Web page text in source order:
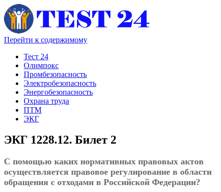
Перейти к содержимому
Тест 24
Олимпокс
Промбезопасность
Электробезопасность
Энергобезопасность
Охрана труда
ПТМ
ЭКГ
ЭКГ 1228.12. Билет 2
С помощью каких нормативных правовых актов
осуществляется правовое регулирование в области
обращения с отходами в Российской Федерации?